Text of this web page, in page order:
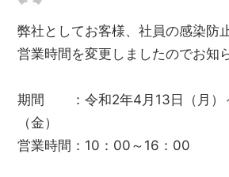
ま
い
の
事
六
国
建
創
弊社としてお客様、社員の感染防
営業時間を変更しましたのでお知
期間 ：令和2年4月13日（月）
（金）
営業時間：10：00～16：00